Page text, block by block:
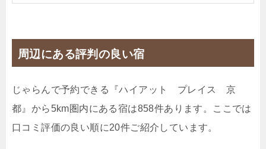
じゃらんで確認する
【連泊割】2連泊以上でお得にStay ゆっくりと古都
京都を満喫 ■12時チェックアウト（素泊まり）
周辺にある評判の良い宿
じゃらんで予約できる『ハイアット プレイス 京
都』から5km圏内にある宿は858件あります。ここでは
口コミ評価の良い順に20件ご紹介しています。